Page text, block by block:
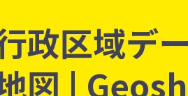
政区域デ
図 |